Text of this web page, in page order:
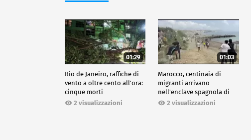
01:29
Rio de Janeiro, raffiche di
vento a oltre cento all'ora:
cinque morti
2 visualizzazioni
01:03
Marocco, centinaia di
migranti arrivano
nell'enclave spagnola di
Ceuta2 visualizzazioni